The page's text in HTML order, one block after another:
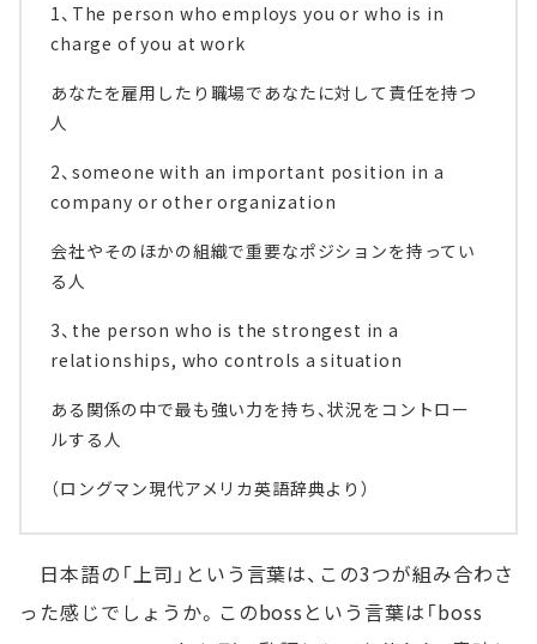
1、The person who employs you or who is in
charge of you at work
あなたを雇用したり職場であなたに対して責任を持つ
人
2、someone with an important position in a
company or other organization
会社やそのほかの組織で重要なポジションを持ってい
る人
3、the person who is the strongest in a
relationships, who controls a situation
ある関係の中で最も強い力を持ち、状況をコントロー
ルする人
（ロングマン現代アメリカ英語辞典より）
日本語の「上司」という言葉は、この3つが組み合わさ
った感じでしょうか。このbossという言葉は「boss